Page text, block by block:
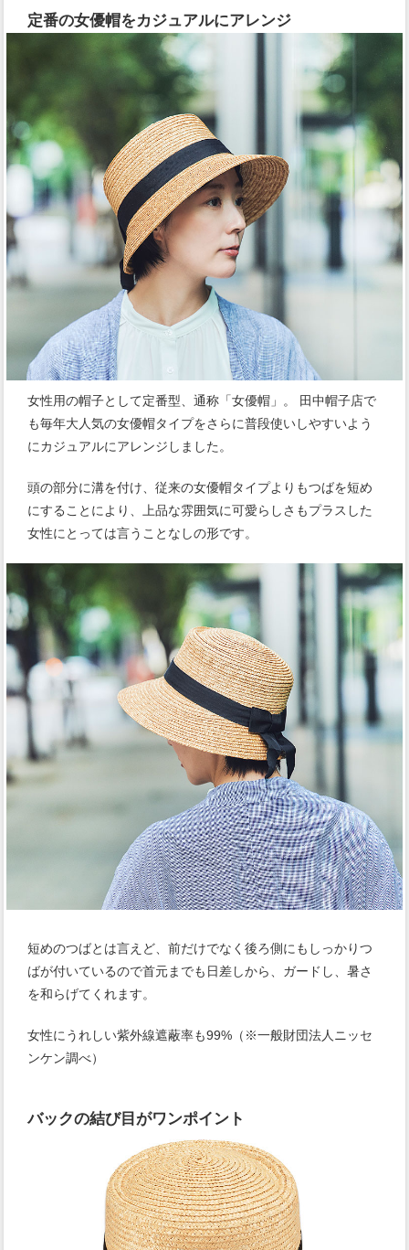
定番の女優帽をカジュアルにアレンジ
女性用の帽子として定番型、通称「女優帽」。 田中帽子店で
も毎年大人気の女優帽タイプをさらに普段使いしやすいよう
にカジュアルにアレンジしました。
頭の部分に溝を付け、従来の女優帽タイプよりもつばを短め
にすることにより、上品な雰囲気に可愛らしさもプラスした
女性にとっては言うことなしの形です。
短めのつばとは言えど、前だけでなく後ろ側にもしっかりつ
ばが付いているので首元までも日差しから、ガードし、暑さ
を和らげてくれます。
女性にうれしい紫外線遮蔽率も99%（※一般財団法人ニッセ
ンケン調べ）
バックの結び目がワンポイント